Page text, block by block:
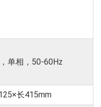
单相，50-60Hz
长415mm